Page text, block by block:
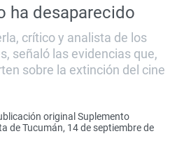
ha desaparecido
crítico y analista de los
señaló las evidencias que,
sobre la extinción del cine
original Suplemento
de Tucumán, 14 de septiembre de